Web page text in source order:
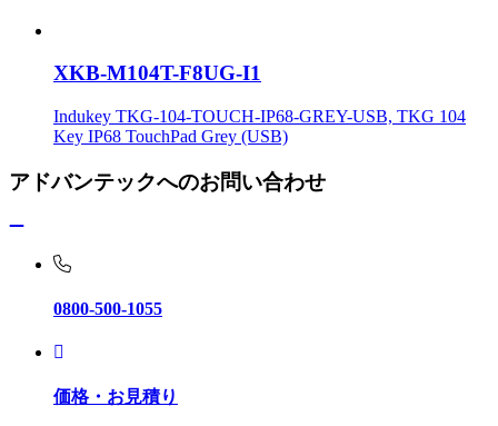
XKB-M104T-F8UG-I1
Indukey TKG-104-TOUCH-IP68-GREY-USB, TKG 104
Key IP68 TouchPad Grey (USB)
アドバンテックへのお問い合わせ
0800-500-1055
価格・お見積り